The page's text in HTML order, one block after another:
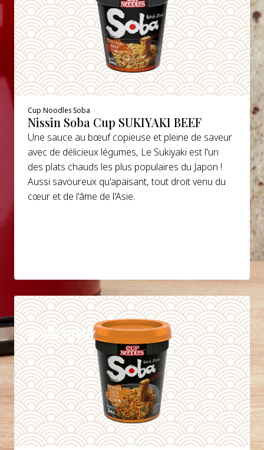
Cup Noodles Soba
Nissin Soba Cup SUKIYAKI BEEF
Une sauce au bœuf copieuse et pleine de saveur
avec de délicieux légumes, Le Sukiyaki est l'un
des plats chauds les plus populaires du Japon !
Aussi savoureux qu'apaisant, tout droit venu du
cœur et de l'âme de l'Asie.
WHERE TO BUY
DETAILS